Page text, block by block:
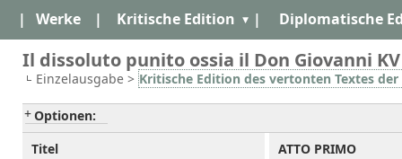
| Werke | Kritische Edition | Diplomatische
Il dissoluto punito ossia il Don Giovanni KV
Einzelausgabe > Kritische Edition des vertonten Textes
Optionen:
Titel
ATTO PRIMO